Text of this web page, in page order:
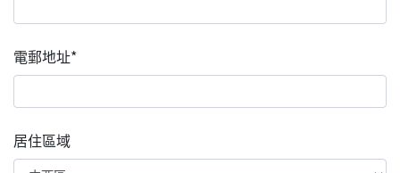
電郵地址*
居住區域